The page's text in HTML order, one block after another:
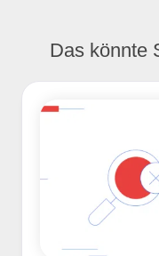
Das könnte